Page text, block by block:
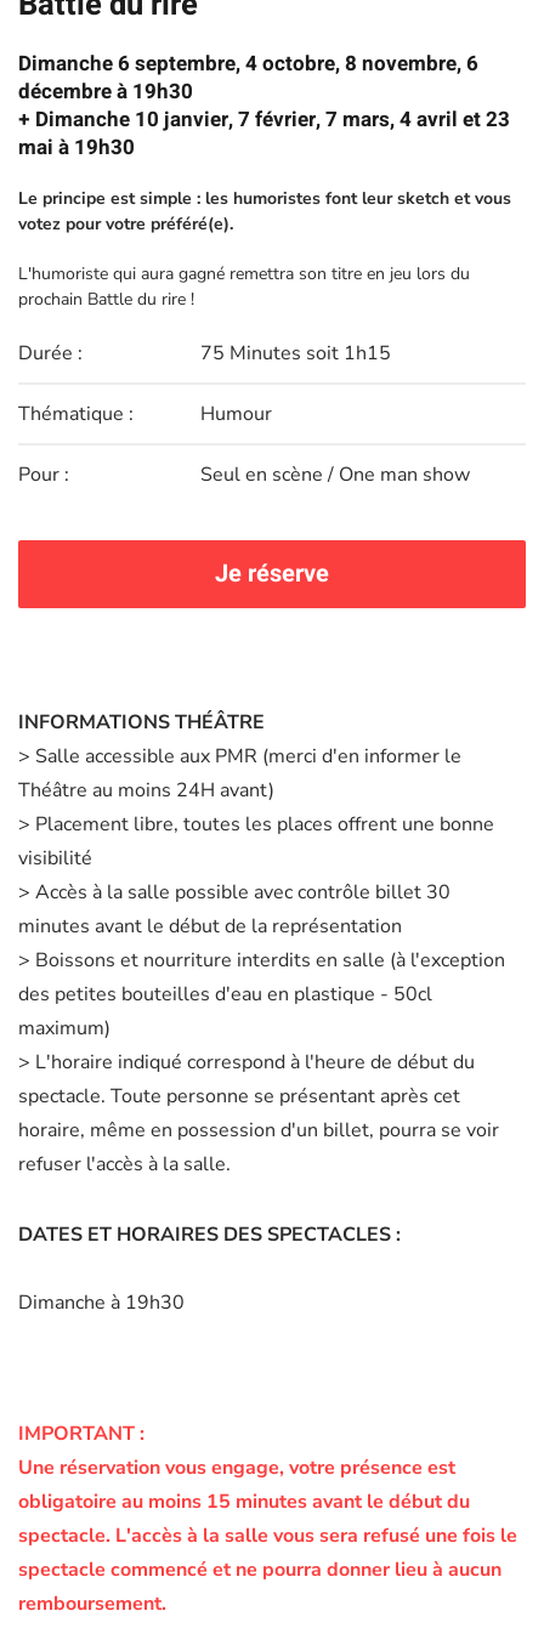
Dimanche 6 septembre, 4 octobre, 8 novembre, 6
décembre à 19h30
+ Dimanche 10 janvier, 7 février, 7 mars, 4 avril et 23
mai à 19h30
Le principe est simple : les humoristes font leur sketch et vous
votez pour votre préféré(e).
L'humoriste qui aura gagné remettra son titre en jeu lors du
prochain Battle du rire !
Durée : 75 Minutes soit 1h15
Thématique : Humour
Pour : Seul en scène / One man show
Je réserve
INFORMATIONS THÉÂTRE
> Salle accessible aux PMR (merci d'en informer le
Théâtre au moins 24H avant)
> Placement libre, toutes les places offrent une bonne
visibilité
> Accès à la salle possible avec contrôle billet 30
minutes avant le début de la représentation
> Boissons et nourriture interdits en salle (à l'exception
des petites bouteilles d'eau en plastique - 50cl
maximum)
> L'horaire indiqué correspond à l'heure de début du
spectacle. Toute personne se présentant après cet
horaire, même en possession d'un billet, pourra se voir
refuser l'accès à la salle.
DATES ET HORAIRES DES SPECTACLES :
Dimanche à 19h30
IMPORTANT :
Une réservation vous engage, votre présence est
obligatoire au moins 15 minutes avant le début du
spectacle. L'accès à la salle vous sera refusé une fois le
spectacle commencé et ne pourra donner lieu à aucun
remboursement.